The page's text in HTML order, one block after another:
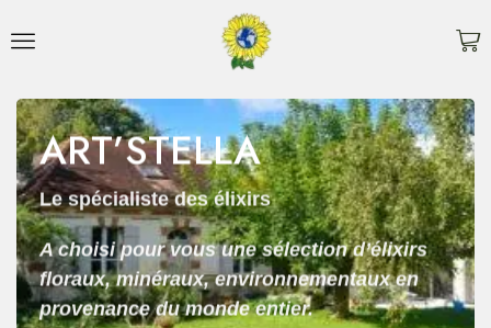
ART’STELLA
Le spécialiste des élixirs
A choisi pour vous une sélection d’élixirs
floraux, minéraux, environnementaux en
provenance du monde entier.